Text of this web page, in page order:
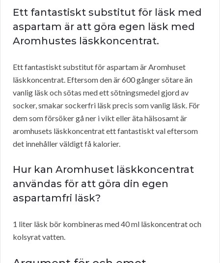
Ett fantastiskt substitut för läsk med
aspartam är att göra egen läsk med
Aromhustes läskkoncentrat.
Ett fantastiskt substitut för aspartam är Aromhuset
läskkoncentrat. Eftersom den är 600 gånger sötare än
vanlig läsk och sötas med ett sötningsmedel gjord av
socker, smakar sockerfri läsk precis som vanlig läsk. För
dem som försöker gå ner i vikt eller äta hälsosamt är
aromhusets läskkoncentrat ett fantastiskt val eftersom
det innehåller väldigt få kalorier.
Hur kan Aromhuset läskkoncentrat
användas för att göra din egen
aspartamfri läsk?
1 liter läsk bör kombineras med 40 ml läskoncentrat och
kolsyrat vatten.